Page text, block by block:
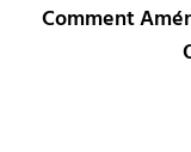
l’article
Comment